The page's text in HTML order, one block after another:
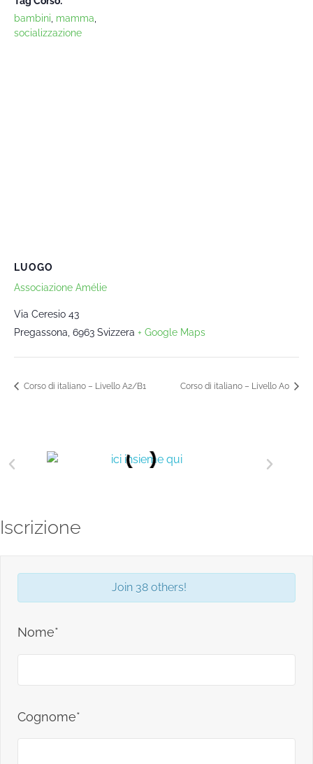
bambini mamma
socializzazione
LUOGO
Associazione Amélie
Via Ceresio 43
Pregassona 6963 Svizzera + Google Maps
Corso di italiano – Livello A2/B1 Corso di italiano – Livello A0
Iscrizione
Join 38 others!
Nome*
Cognome*